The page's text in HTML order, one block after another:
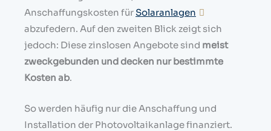
Anschaffungskosten für Solaranlagen
abzufedern. Auf den zweiten Blick zeigt sich
jedoch: Diese zinslosen Angebote sind meist
zweckgebunden und decken nur bestimmte
Kosten ab.
So werden häufig nur die Anschaffung und
Installation der Photovoltaikanlage finanziert.